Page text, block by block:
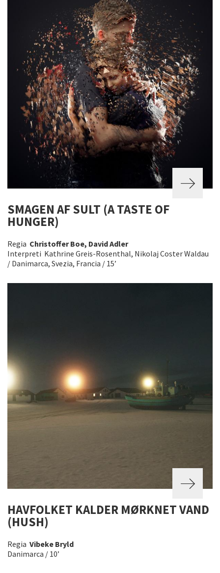
SMAGEN AF SULT (A TASTE OF
HUNGER)
Regia Christoffer Boe, David Adler
Interpreti Kathrine Greis-Rosenthal, Nikolaj Coster Waldau
/ Danimarca, Svezia, Francia / 15’
HAVFOLKET KALDER MØRKNET VAND
(HUSH)
Regia Vibeke Bryld
Danimarca / 10’